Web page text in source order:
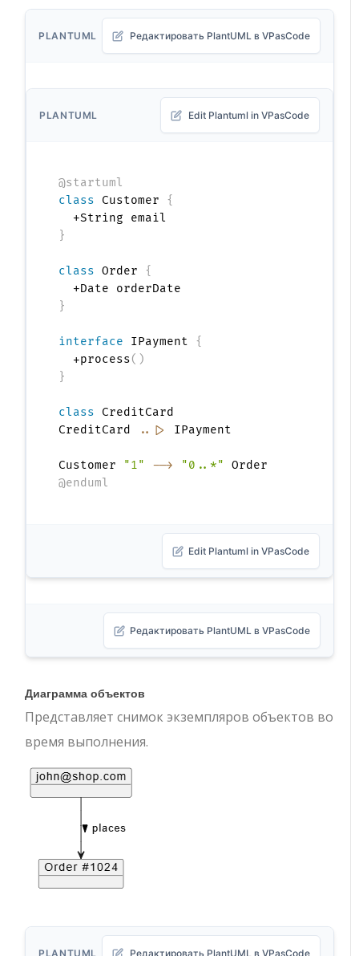
PLANTUML Редактировать PlantUML в VPasCode
PLANTUML Edit Plantuml in VPasCode
@startuml
class Customer {
}
class Order {
}
interface IPayment {
  +process
( )
}
class CreditCard
CreditCard
..|> IPayment
Customer "1" --> "0..*"
@enduml
Edit Plantuml in VPasCode
Редактировать PlantUML в VPasCode
Диаграмма объектов
Представляет снимок экземпляров объектов во
время выполнения.
PLANTUML Редактировать PlantUML в VPasCode